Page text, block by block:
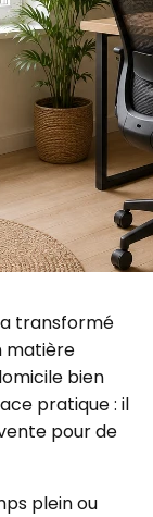
transformé
matière
bien
pratique : il
pour de
plein ou